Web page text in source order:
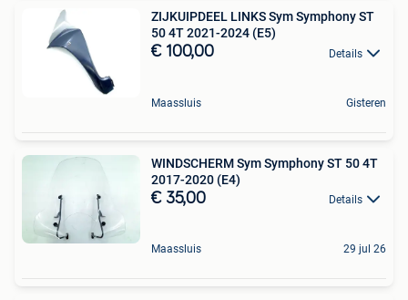
ZIJKUIPDEEL LINKS Sym Symphony ST
50 4T 2021-2024 (E5)
€ 100,00 Details
Maassluis Gisteren
WINDSCHERM Sym Symphony ST 50 4T
2017-2020 (E4)
€ 35,00 Details
Maassluis 29 jul 26